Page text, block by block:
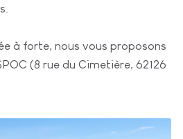
à forte, nous vous proposons
(8 rue du Cimetière, 62126